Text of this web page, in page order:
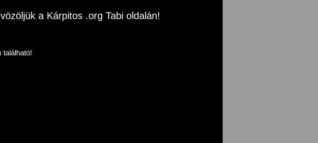
a Kárpitos .org Tabi oldalán!
található!